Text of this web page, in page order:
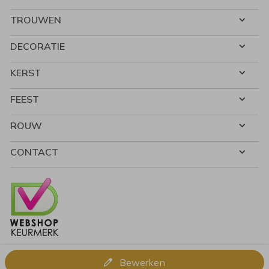
Bewerken
TROUWEN
DECORATIE
KERST
FEEST
ROUW
CONTACT